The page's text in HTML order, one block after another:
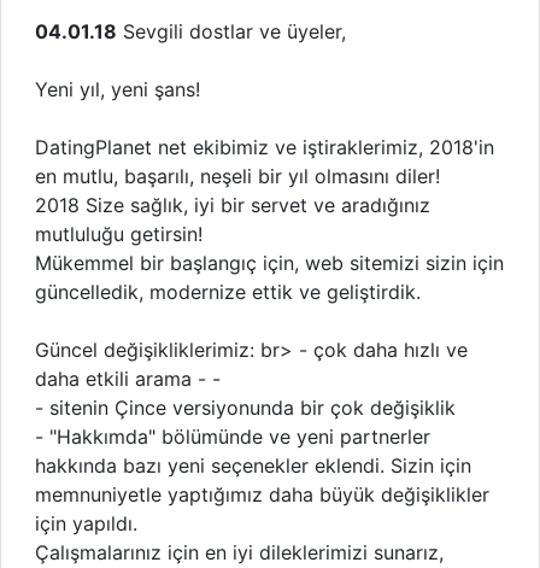
04.01.18 Sevgili dostlar ve üyeler,
Yeni yıl, yeni şans!
DatingPlanet net ekibimiz ve iştiraklerimiz, 2018'in
en mutlu, başarılı, neşeli bir yıl olmasını diler!
2018 Size sağlık, iyi bir servet ve aradığınız
mutluluğu getirsin!
Mükemmel bir başlangıç için, web sitemizi sizin için
güncelledik, modernize ettik ve geliştirdik.
Güncel değişikliklerimiz: br> - çok daha hızlı ve
daha etkili arama - -
- sitenin Çince versiyonunda bir çok değişiklik
- "Hakkımda" bölümünde ve yeni partnerler
hakkında bazı yeni seçenekler eklendi. Sizin için
memnuniyetle yaptığımız daha büyük değişiklikler
için yapıldı.
Çalışmalarınız için en iyi dileklerimizi sunarız,